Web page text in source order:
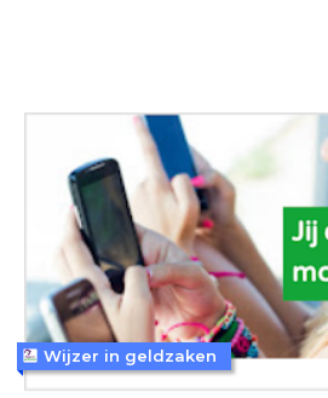
Wijzer in geldzaken